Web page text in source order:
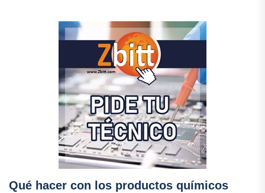
Qué hacer con los productos químicos